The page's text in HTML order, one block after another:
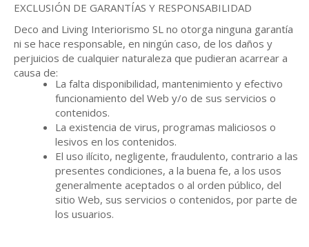
EXCLUSIÓN DE GARANTÍAS Y RESPONSABILIDAD
Deco and Living Interiorismo SL no otorga ninguna garantía
ni se hace responsable, en ningún caso, de los daños y
perjuicios de cualquier naturaleza que pudieran acarrear a
causa de:
La falta disponibilidad, mantenimiento y efectivo
funcionamiento del Web y/o de sus servicios o
contenidos.
La existencia de virus, programas maliciosos o
lesivos en los contenidos.
El uso ilícito, negligente, fraudulento, contrario a las
presentes condiciones, a la buena fe, a los usos
generalmente aceptados o al orden público, del
sitio Web, sus servicios o contenidos, por parte de
los usuarios.